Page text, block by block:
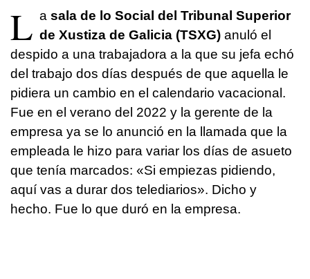
L a sala de lo Social del Tribunal Superior
de Xustiza de Galicia (TSXG) anuló el
despido a una trabajadora a la que su jefa echó
del trabajo dos días después de que aquella le
pidiera un cambio en el calendario vacacional.
Fue en el verano del 2022 y la gerente de la
empresa ya se lo anunció en la llamada que la
empleada le hizo para variar los días de asueto
que tenía marcados: «Si empiezas pidiendo,
aquí vas a durar dos telediarios». Dicho y
hecho. Fue lo que duró en la empresa.